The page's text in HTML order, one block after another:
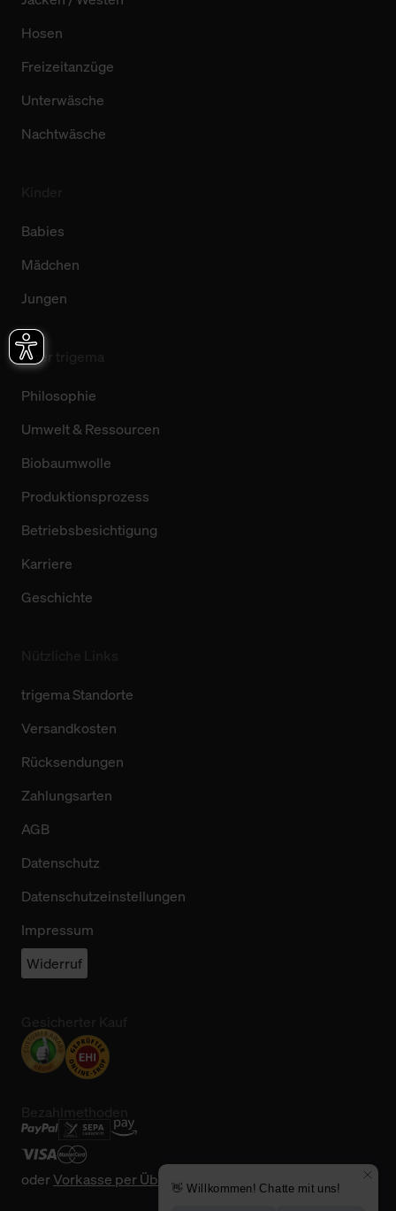
Hosen
Freizeitanzüge
Unterwäsche
Nachtwäsche
Babies
Mädchen
Jungen
Über trigema
Philosophie
Umwelt & Ressourcen
Biobaumwolle
Produktionsprozess
Betriebsbesichtigung
Karriere
Geschichte
trigema Standorte
Versandkosten
Rücksendungen
Zahlungsarten
AGB
Datenschutz
Datenschutzeinstellungen
Impressum
Widerruf
oderVorkasse per Überweisung